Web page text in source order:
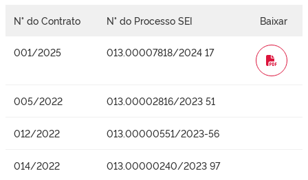
N° do Contrato N° do Processo SEI Baixar
001/2025 013.00007818/2024 17
WORD
005/2022 013.00002816/2023 51
012/2022 013.00000551/2023-56
014/2022 013.00000240/2023 97